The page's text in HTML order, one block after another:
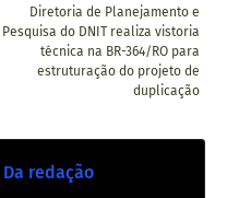
Diretoria de Planejamento e
Pesquisa do DNIT realiza vistoria
técnica na BR-364/RO para
estruturação do projeto de
duplicação
Da redação